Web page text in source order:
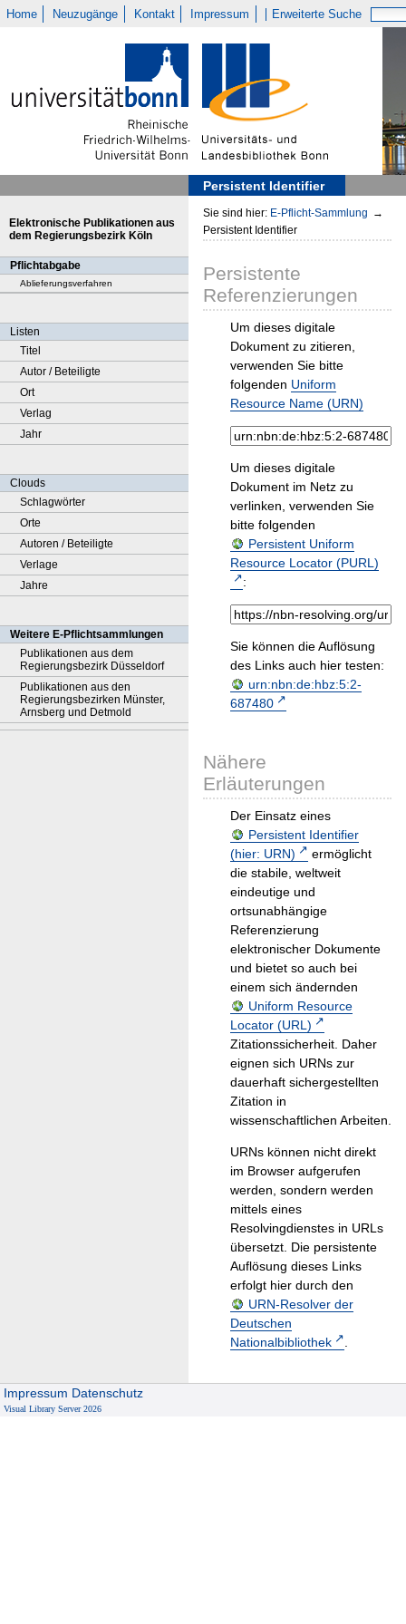
Home Neuzugänge Kontakt Impressum Erweiterte Suche
Persistent Identifier
Elektronische Publikationen aus
dem Regierungsbezirk Köln
Pflichtabgabe
Ablieferungsverfahren
Listen
Titel
Autor / Beteiligte
Ort
Verlag
Jahr
Clouds
Schlagwörter
Orte
Autoren / Beteiligte
Verlage
Jahre
Weitere E-Pflichtsammlungen
Publikationen aus dem
Regierungsbezirk Düsseldorf
Publikationen aus den
Regierungsbezirken Münster,
Arnsberg und Detmold
Sie sind hier: E-Pflicht-Sammlung →
Persistent Identifier
Persistente
Referenzierungen
Um dieses digitale
Dokument zu zitieren,
verwenden Sie bitte
folgenden Uniform
Resource Name (URN)
Um dieses digitale
Dokument im Netz zu
verlinken, verwenden Sie
bitte folgenden
Persistent Uniform
Resource Locator (PURL)
:
Sie können die Auflösung
des Links auch hier testen:
urn:nbn:de:hbz:5:2-
687480
Nähere
Erläuterungen
Der Einsatz eines
Persistent Identifier
(hier: URN)
ermöglicht
die stabile, weltweit
eindeutige und
ortsunabhängige
Referenzierung
elektronischer Dokumente
und bietet so auch bei
einem sich ändernden
Uniform Resource
Locator (URL)
Zitationssicherheit. Daher
eignen sich URNs zur
dauerhaft sichergestellten
Zitation in
wissenschaftlichen Arbeiten.
URNs können nicht direkt
im Browser aufgerufen
werden, sondern werden
mittels eines
Resolvingdienstes in URLs
übersetzt. Die persistente
Auflösung dieses Links
erfolgt hier durch den
URN-Resolver der
Deutschen
Nationalbibliothek
.
Impressum Datenschutz
Visual Library Server 2026